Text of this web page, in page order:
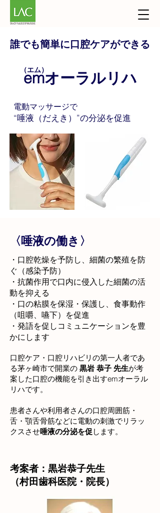
誰でも簡単に口腔ケアができる
​（エム）
emオーラルリハ
電動マッサージで
“唾液（だえき）”の分泌を促進
〈唾液の働き〉
・口腔乾燥を予防し、細菌の繁殖を防
ぐ（感染予防）
・抗菌作用で口内に侵入した細菌の活
動を抑える
・口の粘膜を保湿・保護し、食事動作
（咀嚼、嚥下）を促進
・発語を促しコミュニケーションを豊
かにします
口腔ケア・口腔リハビリの第一人者であ
る茅ヶ崎市で開業の 黒岩 恭子 先生が考
案した口腔の機能を引き出すemオーラル
リハです。
患者さんや利用者さんの口腔周囲筋・
舌・顎舌骨筋などに電動の刺激でリラッ
クスさせ唾液の分泌を促 します。
考案者：黒岩恭子先生
（村田歯科医院・院長）